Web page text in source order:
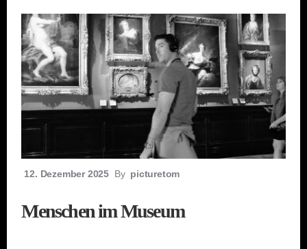
12. Dezember 2025 By picturetom
Menschen im Museum